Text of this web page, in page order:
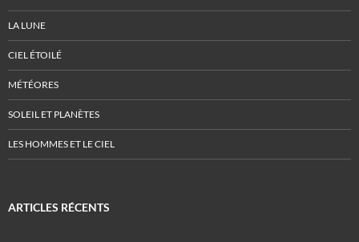
LA LUNE
CIEL ÉTOILÉ
MÉTÉORES
SOLEIL ET PLANÈTES
LES HOMMES ET LE CIEL
ARTICLES RÉCENTS